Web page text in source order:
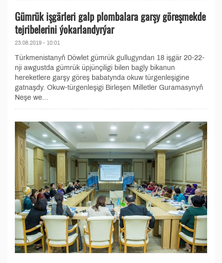
Gümrük işgärleri galp plombalara garşy göreşmekde
tejribelerini ýokarlandyrýar
23.08.2019 - 10:01
Türkmenistanyň Döwlet gümrük gullugyndan 18 işgär 20-22-
nji awgustda gümrük üpjünçiligi bilen bagly bikanun
hereketlere garşy göreş babatynda okuw türgenleşigine
gatnaşdy. Okuw-türgenleşigi Birleşen Milletler Guramasynyň
Neşe we...